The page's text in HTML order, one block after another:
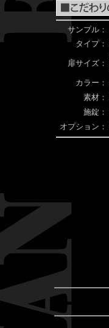
サンプル：
タイプ：
扉サイズ：
カラー：
素材：
施錠：
オプション：